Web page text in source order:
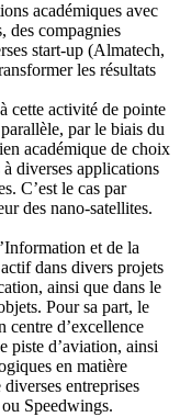
académiques avec
des compagnies
start-up (Almatech,
les résultats
cette activité de pointe
par le biais du
académique de choix
diverses applications
C’est le cas par
des nano-satellites.
et de la
dans divers projets
ainsi que dans le
Pour sa part, le
centre d’excellence
piste d’aviation, ainsi
en matière
entreprises
Speedwings.